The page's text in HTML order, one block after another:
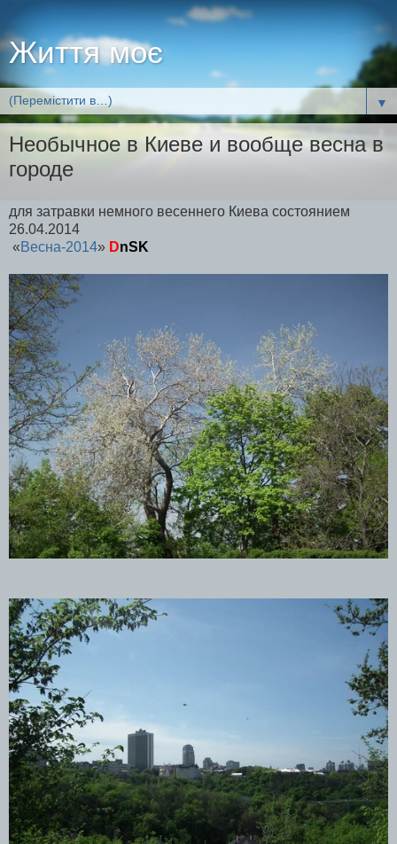
Життя моє
▼
Необычное в Киеве и вообще весна в
городе
для затравки немного весеннего Киева состоянием
26.04.2014
«Весна-2014» DnSK